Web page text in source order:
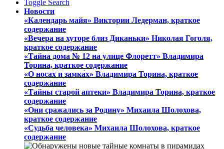
Toggle Search
Новости
«Календарь майя» Виктории Ледерман, краткое
содержание
«Вечера на хуторе близ Диканьки» Николая Гоголя,
краткое содержание
«Тайна дома № 12 на улице Флоретт» Владимира
Торина, краткое содержание
«О носах и замка́х» Владимира Торина, краткое
содержание
«Тайны старой аптеки» Владимира Торина, краткое
содержание
«Они сражались за Родину» Михаила Шолохова,
краткое содержание
«Судьба человека» Михаила Шолохова, краткое
содержание